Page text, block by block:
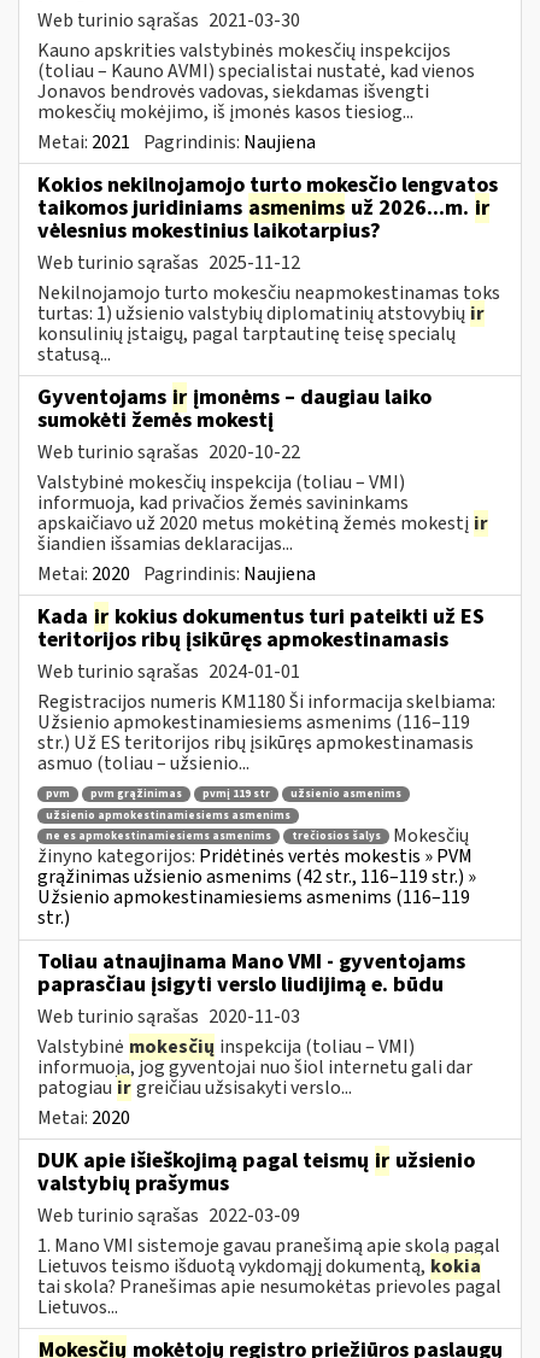
Web turinio sąrašas 2021-03-30
Kauno apskrities valstybinės mokesčių inspekcijos
(toliau – Kauno AVMI) specialistai nustatė, kad vienos
Jonavos bendrovės vadovas, siekdamas išvengti
mokesčių mokėjimo, iš įmonės kasos tiesiog...
Metai: 2021 Pagrindinis: Naujiena
Kokios nekilnojamojo turto mokesčio lengvatos
taikomos juridiniams asmenims už 2026...m. ir
vėlesnius mokestinius laikotarpius?
Web turinio sąrašas 2025-11-12
Nekilnojamojo turto mokesčiu neapmokestinamas toks
turtas: 1) užsienio valstybių diplomatinių atstovybių ir
konsulinių įstaigų, pagal tarptautinę teisę specialų
statusą...
Gyventojams ir įmonėms – daugiau laiko
sumokėti žemės mokestį
Web turinio sąrašas 2020-10-22
Valstybinė mokesčių inspekcija (toliau – VMI)
informuoja, kad privačios žemės savininkams
apskaičiavo už 2020 metus mokėtiną žemės mokestį ir
šiandien išsamias deklaracijas...
Metai: 2020 Pagrindinis: Naujiena
Kada ir kokius dokumentus turi pateikti už ES
teritorijos ribų įsikūręs apmokestinamasis
Web turinio sąrašas 2024-01-01
Registracijos numeris KM1180 Ši informacija skelbiama:
Užsienio apmokestinamiesiems asmenims (116–119
str.) Už ES teritorijos ribų įsikūręs apmokestinamasis
asmuo (toliau – užsienio...
pvm pvm grąžinimas pvmį 119 str
užsienio asmenims
užsienio apmokestinamiesiems asmenims
ne es apmokestinamiesiems asmenims
trečiosios šalys
Mokesčių
žinyno kategorijos: Pridėtinės vertės mokestis » PVM
grąžinimas užsienio asmenims (42 str., 116–119 str.) »
Užsienio apmokestinamiesiems asmenims (116–119
str.)
Toliau atnaujinama Mano VMI - gyventojams
paprasčiau įsigyti verslo liudijimą e. būdu
Web turinio sąrašas 2020-11-03
Valstybinė mokesčių inspekcija (toliau – VMI)
informuoja, jog gyventojai nuo šiol internetu gali dar
patogiau irgreičiau užsisakyti verslo...
Metai: 2020
DUK apie išieškojimą pagal teismų ir užsienio
valstybių prašymus
Web turinio sąrašas 2022-03-09
1. Mano VMI sistemoje gavau pranešimą apie skolą pagal
Lietuvos teismo išduotą vykdomąjį dokumentą, kokia
tai skola? Pranešimas apie nesumokėtas prievoles pagal
Lietuvos...
Mokesčių mokėtojų registro priežiūros paslaugų